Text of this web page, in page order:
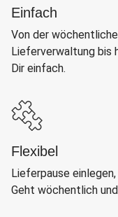
Einfach
Von der
Lieferverwaltung bis
Dir einfach.
Flexibel
Lieferpause
Geht wöchentlich